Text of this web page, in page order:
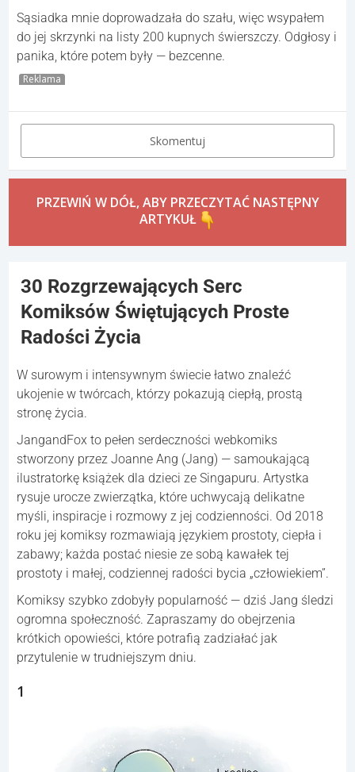
Sąsiadka mnie doprowadzała do szału, więc wsypałem
do jej skrzynki na listy 200 kupnych świerszczy. Odgłosy i
panika, które potem były — bezcenne.
Reklama
Skomentuj
PRZEWIŃ W DÓŁ, ABY PRZECZYTAĆ NASTĘPNY
ARTYKUŁ
30 Rozgrzewających Serc
Komiksów Świętujących Proste
Radości Życia
W surowym i intensywnym świecie łatwo znaleźć
ukojenie w twórcach, którzy pokazują ciepłą, prostą
stronę życia.
JangandFox to pełen serdeczności webkomiks
stworzony przez Joanne Ang (Jang) — samoukającą
ilustratorkę książek dla dzieci ze Singapuru. Artystka
rysuje urocze zwierzątka, które uchwycają delikatne
myśli, inspiracje i rozmowy z jej codzienności. Od 2018
roku jej komiksy rozmawiają językiem prostoty, ciepła i
zabawy; każda postać niesie ze sobą kawałek tej
prostoty i małej, codziennej radości bycia „człowiekiem”.
Komiksy szybko zdobyły popularność — dziś Jang śledzi
ogromna społeczność. Zapraszamy do obejrzenia
krótkich opowieści, które potrafią zadziałać jak
przytulenie w trudniejszym dniu.
1